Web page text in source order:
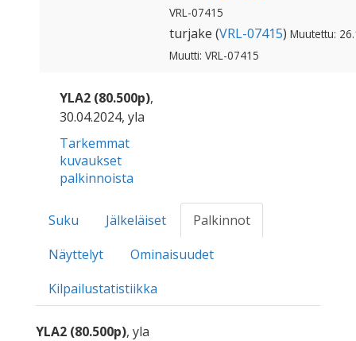
VRL-07415
turjake (VRL-07415) Muutettu:
Muutti: VRL-07415
YLA2 (80.500p),
30.04.2024, yla
Tarkemmat
kuvaukset
palkinnoista
Suku Jälkeläiset
Palkinnot
Näyttelyt
Ominaisuudet
Kilpailustatistiikka
YLA2 (80.500p), yla